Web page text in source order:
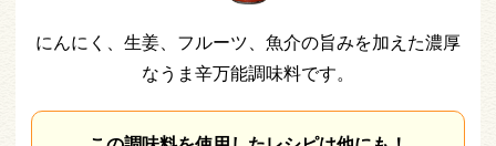
にんにく、生姜、フルーツ、魚介の旨みを加えた濃厚
なうま辛万能調味料です。